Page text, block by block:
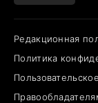
Редакционная
Политика